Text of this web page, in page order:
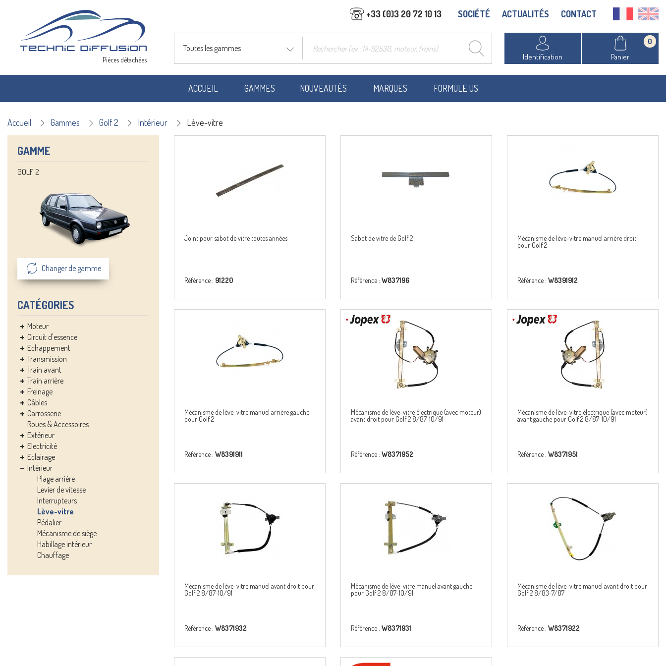
Pièces détachées
+33 (0)3 20 72 10 13 SOCIÉTÉ ACTUALITÉS CONTACT
Toutes les gammes
Identification Panier
0
ACCUEIL GAMMES NOUVEAUTÉS MARQUES FORMULE US
Accueil Gammes Golf 2 Intérieur Lève-vitre
GAMME
GOLF 2
Changer de gamme
CATÉGORIES
Moteur
Circuit d'essence
Echappement
Transmission
Train avant
Train arrière
Freinage
Câbles
Carrosserie
Roues & Accessoires
Extérieur
Electricité
Eclairage
Intérieur
Plage arrière
Levier de vitesse
Interrupteurs
Lève-vitre
Pédalier
Mécanisme de siège
Habillage intérieur
Chauffage
Joint pour sabot de vitre toutes années
Référence : 91220
Sabot de vitre de Golf 2
Référence : W837196
Mécanisme de lève-vitre manuel arrière droit
pour Golf 2
Référence : W8391912
Mécanisme de lève-vitre manuel arrière gauche
pour Golf 2
Référence : W8391911
Mécanisme de lève-vitre électrique (avec moteur)
avant droit pour Golf 2 8/87-10/91
Référence : W8371952
Mécanisme de lève-vitre électrique (avec moteur)
avant gauche pour Golf 2 8/87-10/91
Référence : W8371951
Mécanisme de lève-vitre manuel avant droit pour
Golf 2 8/87-10/91
Référence : W8371932
Mécanisme de lève-vitre manuel avant gauche
pour Golf 2 8/87-10/91
Référence : W8371931
Mécanisme de lève-vitre manuel avant droit pour
Golf 2 8/83-7/87
Référence : W8371922